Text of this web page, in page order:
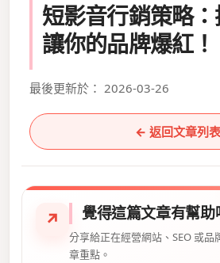
短影音行銷策略：
讓你的品牌爆紅！
最後更新於： 2026-03-26
← 返回文章列表
↗ 覺得這篇文章有幫助
分享給正在經營網站、SEO 或
章重點。